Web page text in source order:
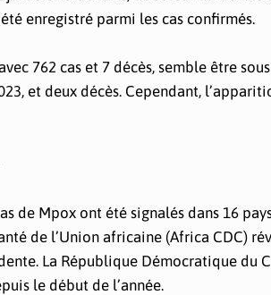
enregistré parmi les cas confirmés.
762 cas et 7 décès, semble être
et deux décès. Cependant,
de Mpox ont été signalés dans 16
de l’Union africaine (Africa CDC)
La République Démocratique du
le début de l’année.